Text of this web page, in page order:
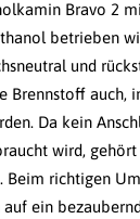
Bravo 2
betrieben
und
Brennstoff auch,
Da kein
wird,
Beim richtigen
auf ein